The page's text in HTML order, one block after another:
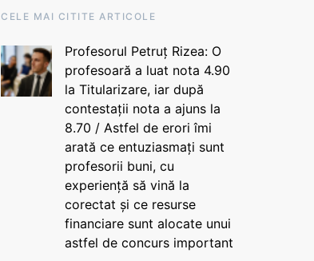
CELE MAI CITITE ARTICOLE
Profesorul Petruț Rizea: O
profesoară a luat nota 4.90
la Titularizare, iar după
contestații nota a ajuns la
8.70 / Astfel de erori îmi
arată ce entuziasmați sunt
profesorii buni, cu
experiență să vină la
corectat și ce resurse
financiare sunt alocate unui
astfel de concurs important